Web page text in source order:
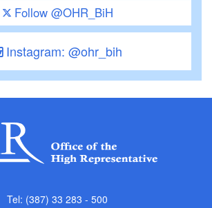
Follow @OHR_BiH
Instagram: @ohr_bih
Tel: (387) 33 283 - 500